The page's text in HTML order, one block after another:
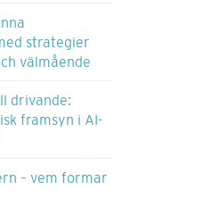
strategier
välmående
drivande:
framsyn i AI-
– vem formar